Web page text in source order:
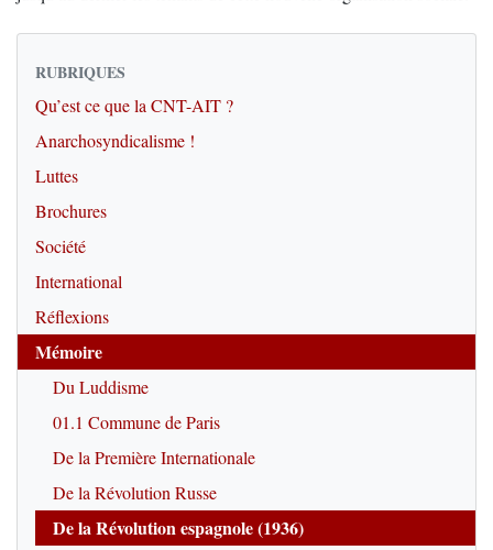
RUBRIQUES
Qu’est ce que la CNT-AIT ?
Anarchosyndicalisme !
Luttes
Brochures
Société
International
Réflexions
Mémoire
Du Luddisme
01.1 Commune de Paris
De la Première Internationale
De la Révolution Russe
De la Révolution espagnole (1936)